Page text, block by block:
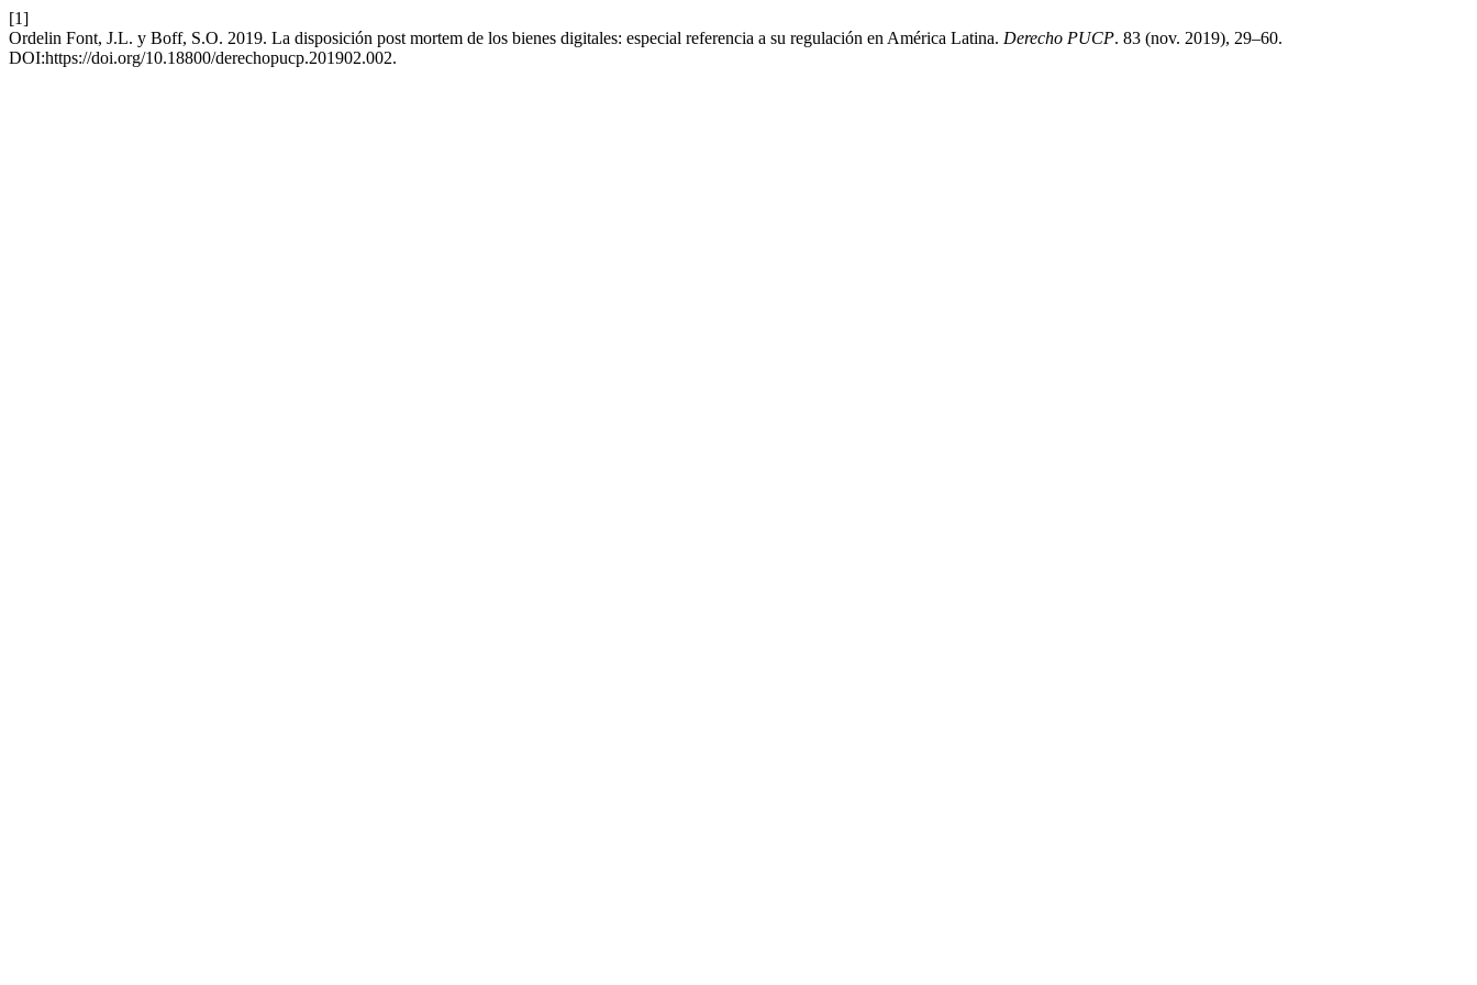
[1]
Ordelin Font, J.L. y Boff, S.O. 2019. La disposición post mortem de los bienes digitales: especial referencia a su regulación en América Latina. Derecho PUCP. 83 (nov. 2019), 29–60.
DOI:https://doi.org/10.18800/derechopucp.201902.002.